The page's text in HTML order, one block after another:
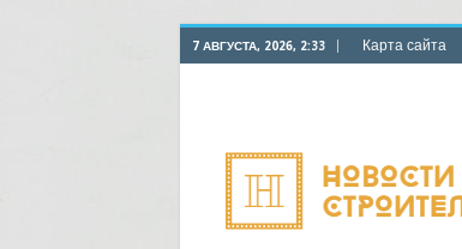
7 АВГУСТА, 2026, 2:33 Карта сайта